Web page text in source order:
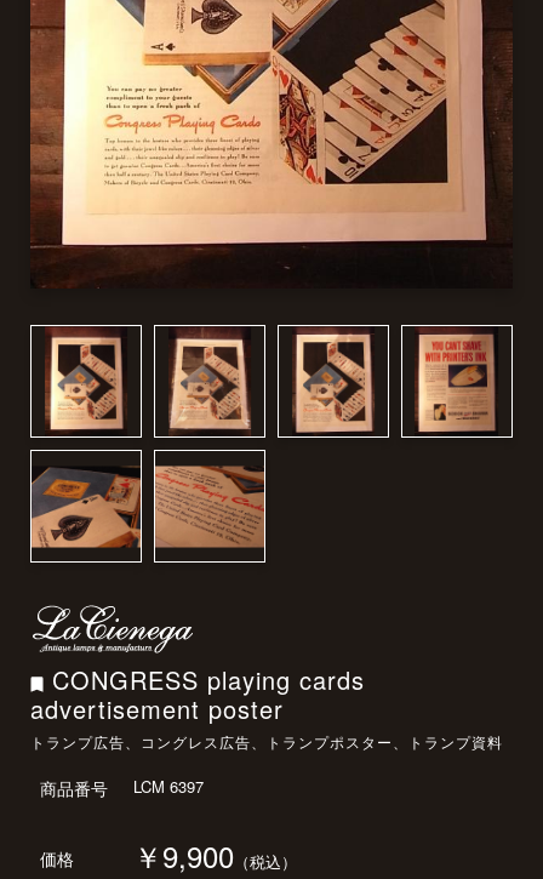
CONGRESS playing cards
advertisement poster
トランプ広告、コングレス広告、トランプポスター、トランプ資料
商品番号 LCM 6397
価格 ￥9,900 （税込）